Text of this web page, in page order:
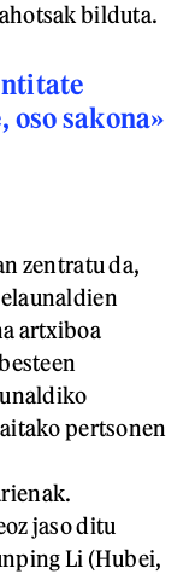
bilduta.
sakona»
zentratu da,
artxiboa
pertsonen
jaso ditu
Li (Hubei,